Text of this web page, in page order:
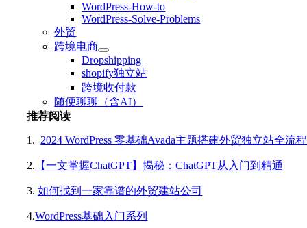
WordPress-How-to
WordPress-Solve-Problems
外贸
跨境电商
Dropshipping
shopify独立站
跨境收付款
随便聊聊（含AI）
推荐阅读
1. 2024 WordPress 零基础Avada主题搭建外贸独立站全流程
2. 【一文掌握ChatGPT】揭秘：ChatGPT从入门到精通
3.如何找到一家靠谱的外贸建站公司
4.WordPress基础入门系列